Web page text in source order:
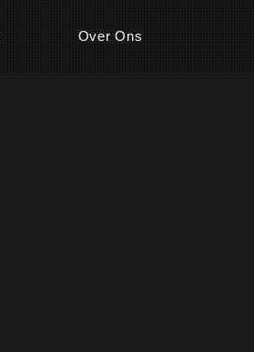
Over Ons